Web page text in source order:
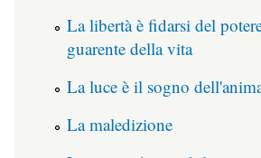
La libertà è fidarsi del
guarente della vita
La luce è il sogno
La maledizione